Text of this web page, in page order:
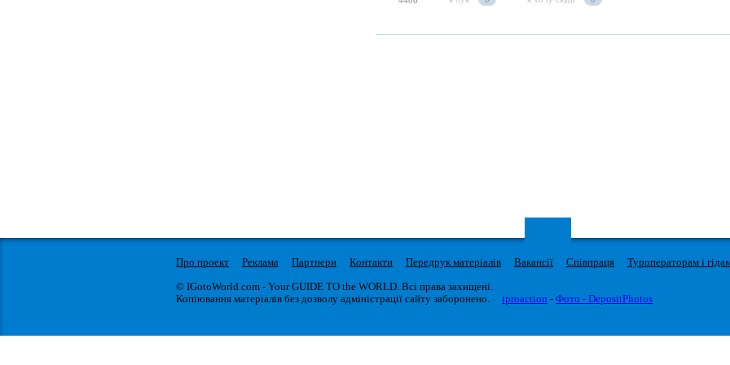
Про проект Реклама Партнери Контакти Передрук матеріалів Вакансії Співпраця Туроператорам і
© IGotoWorld.com - Your GUIDE TO the WORLD. Всі права захищені.
Копіювання матеріалів без дозволу адміністрації сайту заборонено.
iproaction - Фото - DepositPhotos